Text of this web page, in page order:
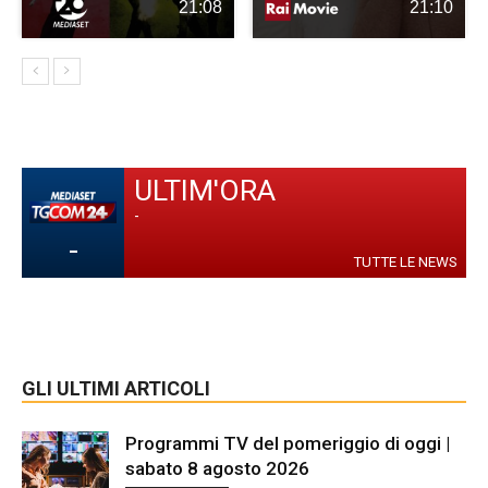
21:08 21:10
-
ULTIM'ORA
-
TUTTE LE NEWS
GLI ULTIMI ARTICOLI
Programmi TV del pomeriggio di oggi |
sabato 8 agosto 2026